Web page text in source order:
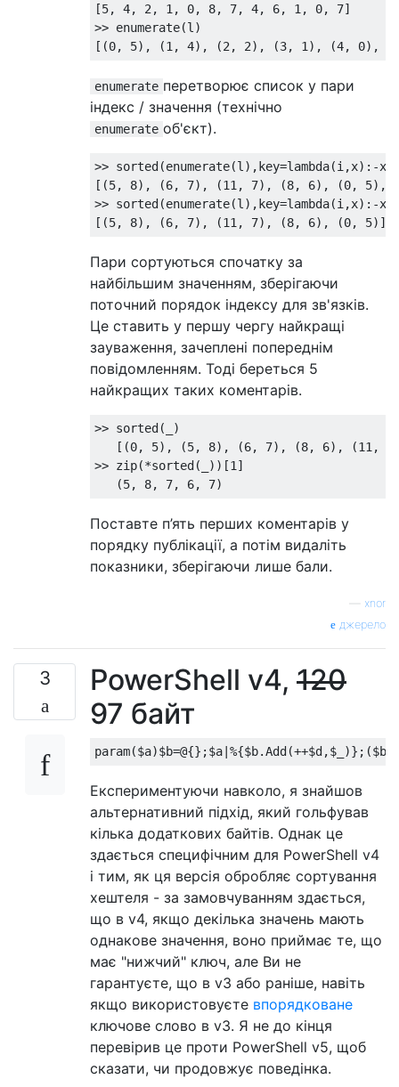
[5, 4, 2 , 1 , 0, 8, 7, 4, 6, 1 , 0, 7]
>> enumerate(l )
[(0, 5), (1 , 4), (2 , 2), (3, 1 ), (4, 0),
enumerate перетворює список у пари
індекс / значення (технічно
enumerate об'єкт).
>> sorted (enumerate(l ), key=lambda(i ,x):-x
[(5, 8), (6, 7), (11 , 7), (8, 6), (0, 5),
>> sorted (enumerate(l ), key=lambda(i ,x):-x
[(5, 8), (6, 7), (11 , 7), (8, 6), (0, 5)]
Пари сортуються спочатку за
найбільшим значенням, зберігаючи
поточний порядок індексу для зв'язків.
Це ставить у першу чергу найкращі
зауваження, зачеплені попереднім
повідомленням. Тоді береться 5
найкращих таких коментарів.
>> sorted (
)
[(0, 5), (5, 8), (6, 7), (8, 6), (11 ,
>> zip(*sorted ( ))[1 ]
(5, 8, 7, 6, 7)
Поставте п’ять перших коментарів у
порядку публікації, а потім видаліть
показники, зберігаючи лише бали.
xnor
джерело
3 PowerShell v4, 120
97 байт
Експериментуючи навколо, я знайшов
альтернативний підхід, який гольфував
кілька додаткових байтів. Однак це
здається специфічним для PowerShell v4
і тим, як ця версія обробляє сортування
хештеля - за замовчуванням здається,
що в v4, якщо декілька значень мають
однакове значення, воно приймає те, що
має "нижчий" ключ, але Ви не
гарантуєте, що в v3 або раніше, навіть
якщо використовуєте впорядковане
ключове слово в v3. Я не до кінця
перевірив це проти PowerShell v5, щоб
сказати, чи продовжує поведінка.